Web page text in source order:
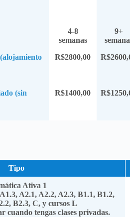
4-8
semanas
9+
R$2800,00
(sin
R$1400,00
Tipo
Ativa 1
A2.1, A2.2, A2.3, B1.1, B1.2,
B2.3, C, y cursos L
cuando tengas clases privadas.